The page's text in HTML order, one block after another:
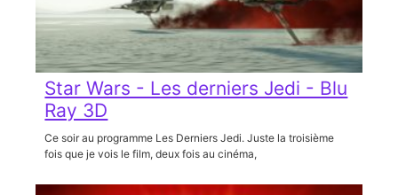
Star Wars - Les derniers Jedi - Blu
Ray 3D
Ce soir au programme Les Derniers Jedi. Juste la troisième
fois que je vois le film, deux fois au cinéma,